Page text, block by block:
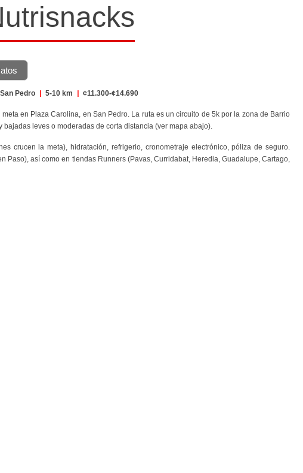
San Pedro | 5-10 km | ¢11.300-¢14.690
en Plaza Carolina, en San Pedro. La ruta es un circuito de 5k por la zona de Barrio
leves o moderadas de corta distancia (ver mapa abajo).
crucen la meta), hidratación, refrigerio, cronometraje electrónico, póliza de seguro.
Paso), así como en tiendas Runners (Pavas, Curridabat, Heredia, Guadalupe, Cartago,